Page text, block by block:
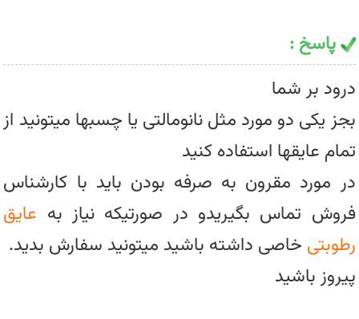
پاسخ :
درود بر شما
بجز یکی دو مورد مثل نانومالتی یا چسبها میتونید از
تمام عایقها استفاده کنید
در مورد مقرون به صرفه بودن باید با کارشناس
فروش تماس بگیریدو در صورتیکه نیاز به عایق
رطوبتی خاصی داشته باشید میتونید سفارش بدید.
پیروز باشید